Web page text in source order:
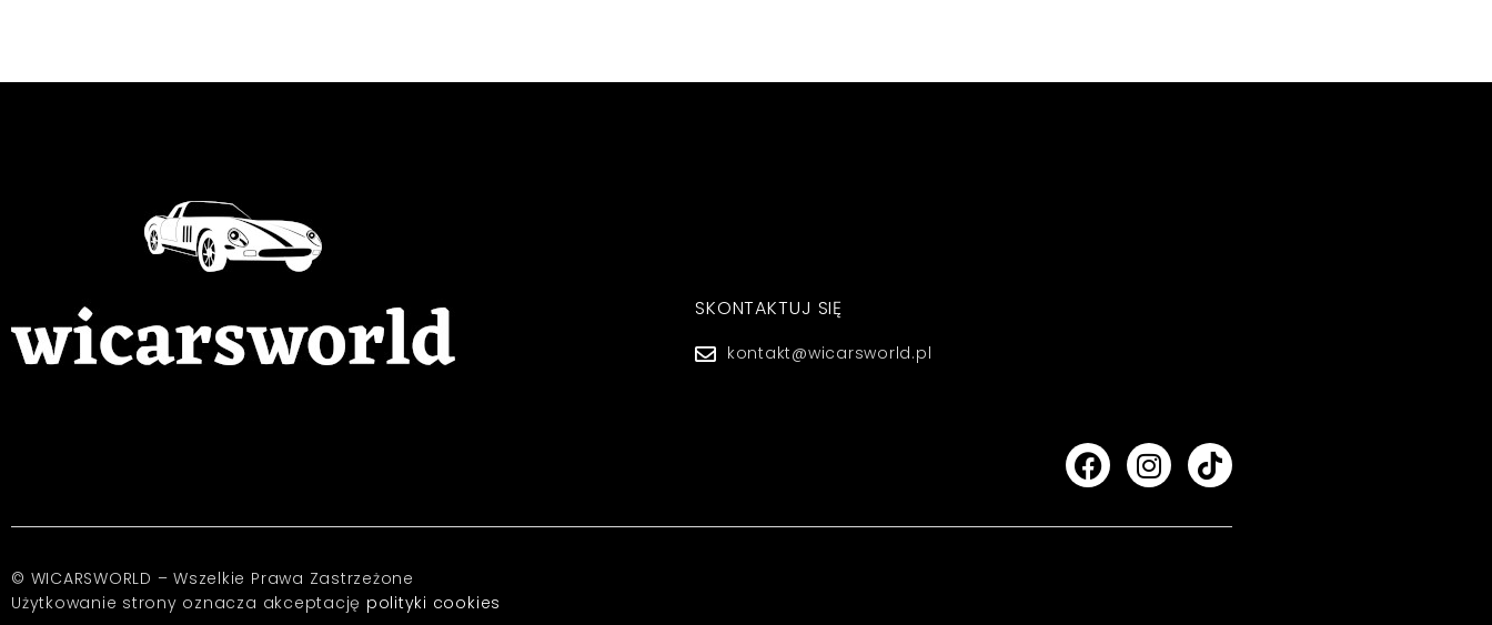
SKONTAKTUJ SIĘ
kontakt@wicarsworld.pl
© WICARSWORLD – Wszelkie Prawa Zastrzeżone
Użytkowanie strony oznacza akceptację polityki cookies